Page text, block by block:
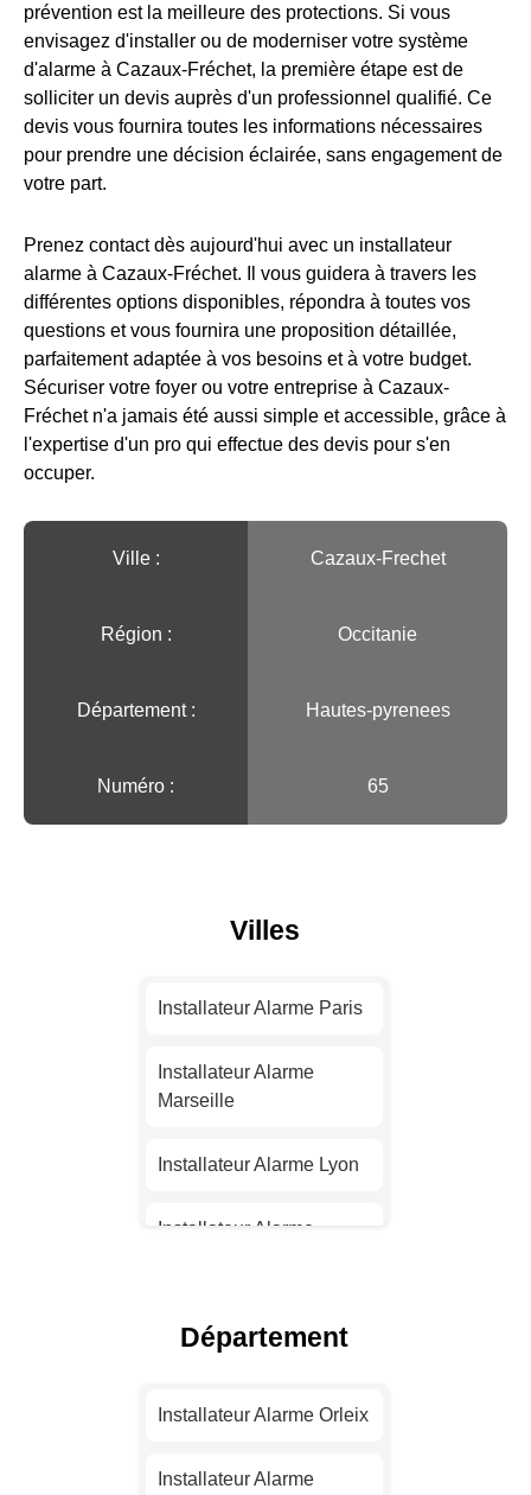
prévention est la meilleure des protections. Si vous
envisagez d'installer ou de moderniser votre système
d'alarme à Cazaux-Fréchet, la première étape est de
solliciter un devis auprès d'un professionnel qualifié. Ce
devis vous fournira toutes les informations nécessaires
pour prendre une décision éclairée, sans engagement de
votre part.
Prenez contact dès aujourd'hui avec un installateur
alarme à Cazaux-Fréchet. Il vous guidera à travers les
différentes options disponibles, répondra à toutes vos
questions et vous fournira une proposition détaillée,
parfaitement adaptée à vos besoins et à votre budget.
Sécuriser votre foyer ou votre entreprise à Cazaux-
Fréchet n'a jamais été aussi simple et accessible, grâce à
l'expertise d'un pro qui effectue des devis pour s'en
occuper.
Ville :️ Cazaux-Frechet
Région :️ Occitanie
Département : Hautes-pyrenees
Numéro : 65
Villes
Installateur Alarme Paris
Installateur Alarme
Marseille
Installateur Alarme Lyon
Installateur Alarme
Installateur Alarme Nice
Nantes
Installateur Alarme
Département
Installateur Alarme Orleix
Installateur Alarme